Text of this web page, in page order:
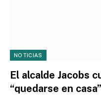
NOTICIAS
El alcalde Jacobs
“quedarse en casa”